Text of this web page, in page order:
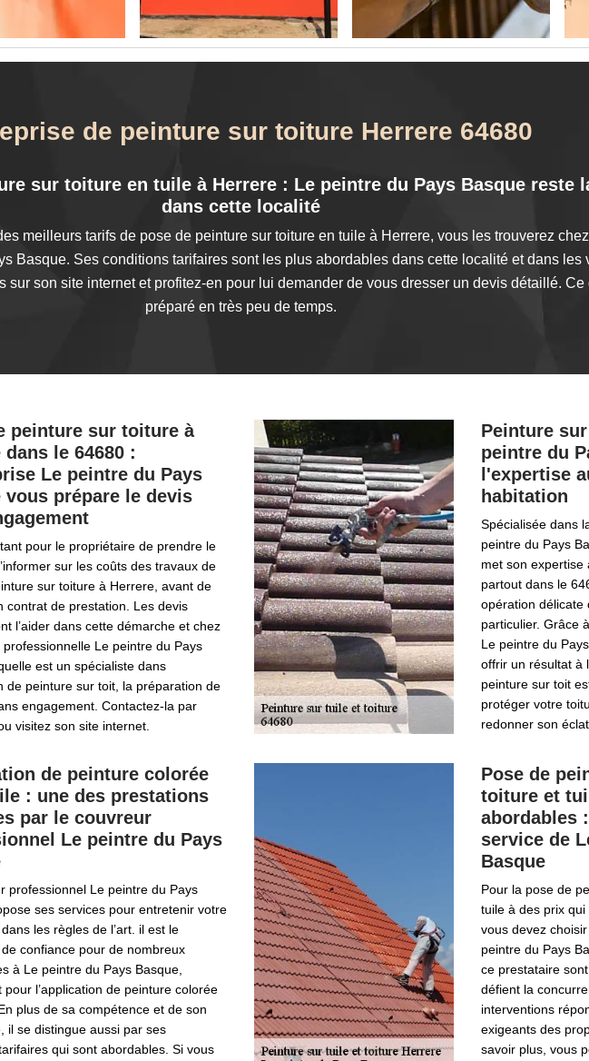
de peinture sur toiture Herrere 64680
sur toiture en tuile à Herrere : Le peintre du Pays Basque reste
dans cette localité
meilleurs tarifs de pose de peinture sur toiture en tuile à Herrere, vous les trouverez
Basque. Ses conditions tarifaires sont les plus abordables dans cette localité et dans les
sur son site internet et profitez-en pour lui demander de vous dresser un devis détaillé. Ce
préparé en très peu de temps.
peinture sur toiture à
dans le 64680 :
Le peintre du Pays
vous prépare le devis
pour le propriétaire de prendre le
sur les coûts des travaux de
sur toiture à Herrere, avant de
contrat de prestation. Les devis
l’aider dans cette démarche et chez
professionnelle Le peintre du Pays
est un spécialiste dans
de peinture sur toit, la préparation de
engagement. Contactez-la par
visitez son site internet.
Peinture
peintre du
l'expertise
habitation
Spécialisée dans
peintre du Pays
met son expertise
partout dans le
opération délicate
particulier. Grâce
Le peintre du
offrir un résultat à
peinture sur toit
protéger votre
redonner son
de peinture colorée
: une des prestations
par le couvreur
Le peintre du Pays
professionnel Le peintre du Pays
ses services pour entretenir votre
les règles de l’art. il est le
confiance pour de nombreux
à Le peintre du Pays Basque,
pour l’application de peinture colorée
plus de sa compétence et de son
il se distingue aussi par ses
qui sont abordables. Si vous
Pose de
toiture et
abordables
service de
Basque
Pour la pose de
tuile à des prix
vous devez
peintre du Pays
ce prestataire
défient la
interventions
exigeants des
savoir plus, vous